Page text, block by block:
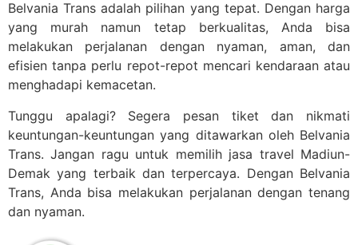
Belvania Trans adalah pilihan yang tepat. Dengan harga
yang murah namun tetap berkualitas, Anda bisa
melakukan perjalanan dengan nyaman, aman, dan
efisien tanpa perlu repot-repot mencari kendaraan atau
menghadapi kemacetan.
Tunggu apalagi? Segera pesan tiket dan nikmati
keuntungan-keuntungan yang ditawarkan oleh Belvania
Trans. Jangan ragu untuk memilih jasa travel Madiun-
Demak yang terbaik dan terpercaya. Dengan Belvania
Trans, Anda bisa melakukan perjalanan dengan tenang
dan nyaman.